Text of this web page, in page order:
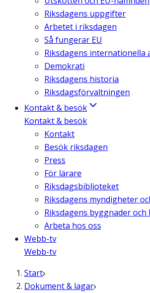
Riksdagens uppgifter
Arbetet i riksdagen
Så fungerar EU
Riksdagens internationella
Demokrati
Riksdagens historia
Riksdagsförvaltningen
Kontakt & besök
Kontakt & besök
Kontakt
Besök riksdagen
Press
För lärare
Riksdagsbiblioteket
Riksdagens myndigheter
Riksdagens byggnader och
Arbeta hos oss
Webb-tv
Webb-tv
Start
Dokument & lagar